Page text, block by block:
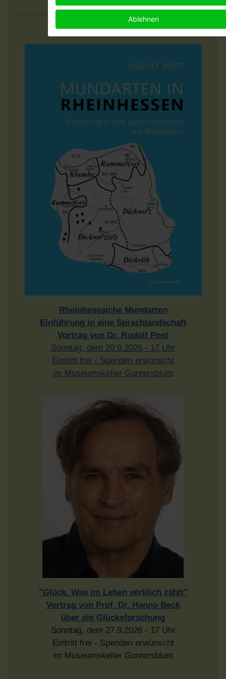
Rheinhesssiche Mundarten
Einführung in eine Sprachlandschaft
Vortrag von Dr. Rudolf Post
Sonntag, dem 20.9.2026 - 17 Uhr
Eintritt frei - Spenden erwünscht
im Museumskeller Guntersblum
"Glück. Was im Leben wirklich zählt"
Vortrag von Prof. Dr. Hanno Beck
über die Glücksforschung
Sonntag, dem 27.9.2026 - 17 Uhr
Eintritt frei - Spenden erwünscht
im Museumskeller Guntersblum
Ablehnen